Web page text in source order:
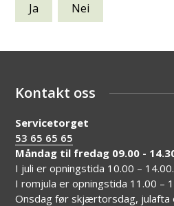
Ja Nei
Kontakt oss
Servicetorget
53 65 65 65
Måndag til fredag 09.00 -
I juli er opningstida 10.00 – 14.00.
I romjula er opningstida 11.00 –
Onsdag før skjærtorsdag,